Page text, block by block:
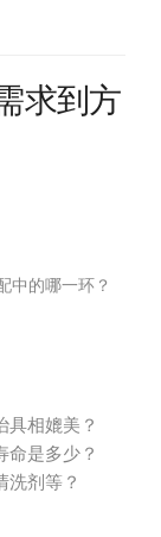
求到方
中的哪一环？
具相媲美？
命是多少？
洗剂等？